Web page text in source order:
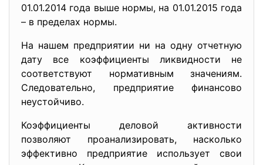
01.01.2014 года выше нормы, на 01.01.2015 года
– в пределах нормы.
На нашем предприятии ни на одну отчетную
дату все коэффициенты ликвидности не
соответствуют нормативным значениям.
Следовательно, предприятие финансово
неустойчиво.
Коэффициенты деловой активности
позволяют проанализировать, насколько
эффективно предприятие использует свои